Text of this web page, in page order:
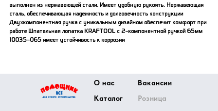
выполнен из нержавеющей стали. Имеет удобную рукоять. Нержавеющая
сталь, обеспечивающая надежность и долговечность конструкции
Двухкомпонентная ручка с уникальным дизайном обеспечит комфорт при
работе Шпательная лопатка KRAFTOOL с 2-компонентной ручкой 65мм
10035-065 имеет устойчивость к коррозии
О нас
Каталог
Вакансии
Розница